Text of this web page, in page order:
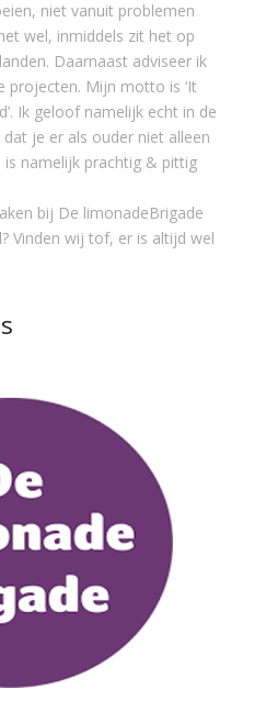
was voor ouders voor het
niet vanuit problemen
wel, inmiddels zit het op
Daarnaast adviseer ik
projecten. Mijn motto is ‘It
Ik geloof namelijk echt in de
je er als ouder niet alleen
namelijk prachtig & pittig
bij De limonadeBrigade
Vinden wij tof, er is altijd wel